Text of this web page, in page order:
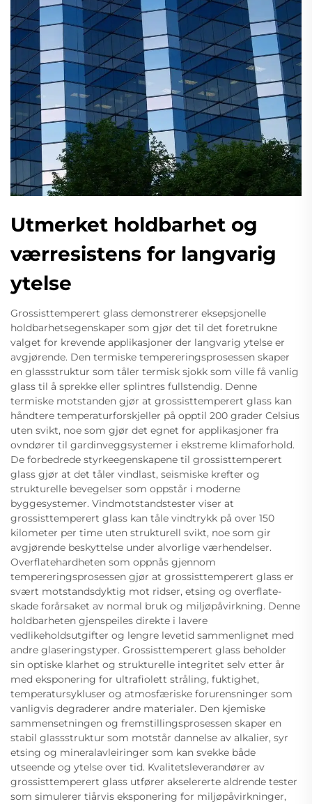
Utmerket holdbarhet og
værresistens for langvarig
ytelse
Grossisttemperert glass demonstrerer eksepsjonelle
holdbarhetsegenskaper som gjør det til det foretrukne
valget for krevende applikasjoner der langvarig ytelse er
avgjørende. Den termiske tempereringsprosessen skaper
en glassstruktur som tåler termisk sjokk som ville få vanlig
glass til å sprekke eller splintres fullstendig. Denne
termiske motstanden gjør at grossisttemperert glass kan
håndtere temperaturforskjeller på opptil 200 grader Celsius
uten svikt, noe som gjør det egnet for applikasjoner fra
ovndører til gardinveggsystemer i ekstreme klimaforhold.
De forbedrede styrkeegenskapene til grossisttemperert
glass gjør at det tåler vindlast, seismiske krefter og
strukturelle bevegelser som oppstår i moderne
byggesystemer. Vindmotstandstester viser at
grossisttemperert glass kan tåle vindtrykk på over 150
kilometer per time uten strukturell svikt, noe som gir
avgjørende beskyttelse under alvorlige værhendelser.
Overflatehardheten som oppnås gjennom
tempereringsprosessen gjør at grossisttemperert glass er
svært motstandsdyktig mot ridser, etsing og overflate-
skade forårsaket av normal bruk og miljøpåvirkning. Denne
holdbarheten gjenspeiles direkte i lavere
vedlikeholdsutgifter og lengre levetid sammenlignet med
andre glaseringstyper. Grossisttemperert glass beholder
sin optiske klarhet og strukturelle integritet selv etter år
med eksponering for ultrafiolett stråling, fuktighet,
temperatursykluser og atmosfæriske forurensninger som
vanligvis degraderer andre materialer. Den kjemiske
sammensetningen og fremstillingsprosessen skaper en
stabil glassstruktur som motstår dannelse av alkalier, syr
etsing og mineralavleiringer som kan svekke både
utseende og ytelse over tid. Kvalitetsleverandører av
grossisttemperert glass utfører akselererte aldrende tester
som simulerer tiårvis eksponering for miljøpåvirkninger,